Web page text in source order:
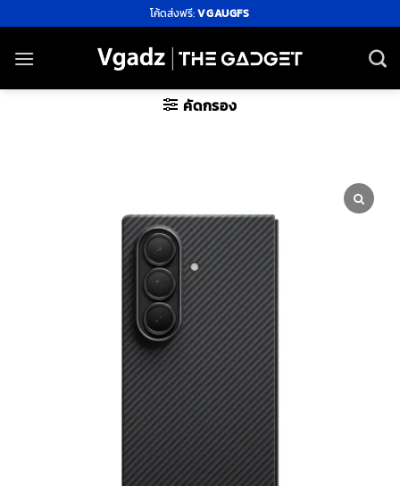
ไป
ยัง
โค้ดส่งฟรี:VGAUGFS
คัดกรอง